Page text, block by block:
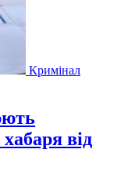
Кримінал
від